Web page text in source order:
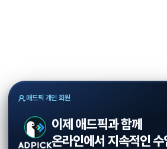
애드픽 개인 회원
이제 애드픽과 함께
온라인에서 지속적인